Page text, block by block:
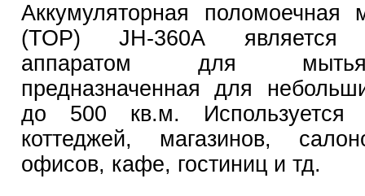
Аккумуляторная
(ТОР) JH-360А является
аппаратом для
предназначенная для
до 500 кв.м. Используется
коттеджей, магазинов,
офисов, кафе, гостиниц и тд.